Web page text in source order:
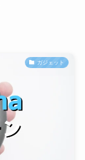
ガジェット